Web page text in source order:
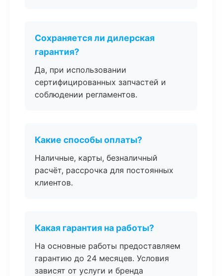
Сохраняется ли дилерская
гарантия?
Да, при использовании
сертифицированных запчастей и
соблюдении регламентов.
Какие способы оплаты?
Наличные, карты, безналичный
расчёт, рассрочка для постоянных
клиентов.
Какая гарантия на работы?
На основные работы предоставляем
гарантию до 24 месяцев. Условия
зависят от услуги и бренда